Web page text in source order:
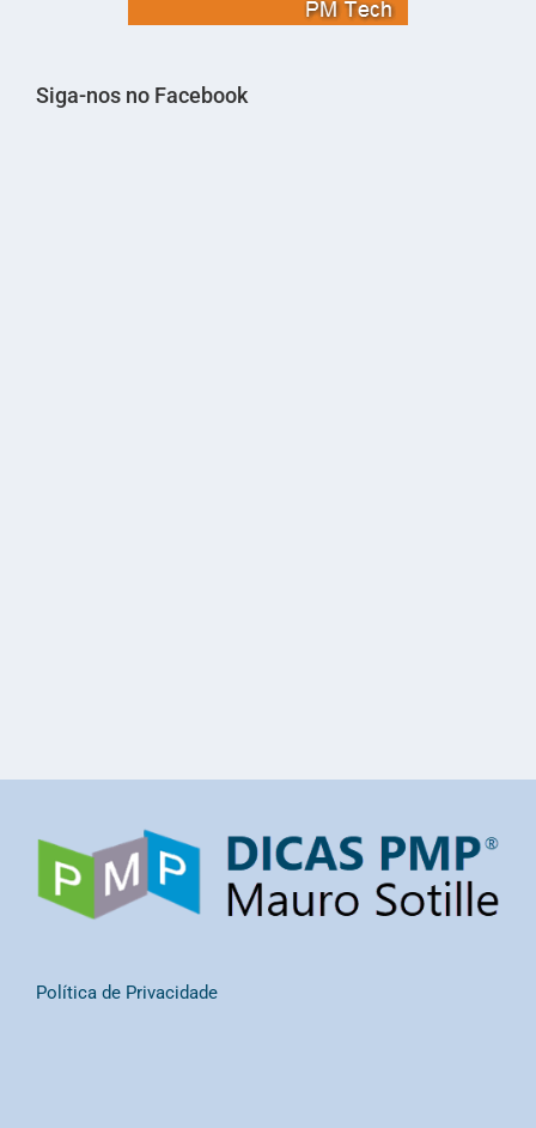
Siga-nos no Facebook
Política de Privacidade